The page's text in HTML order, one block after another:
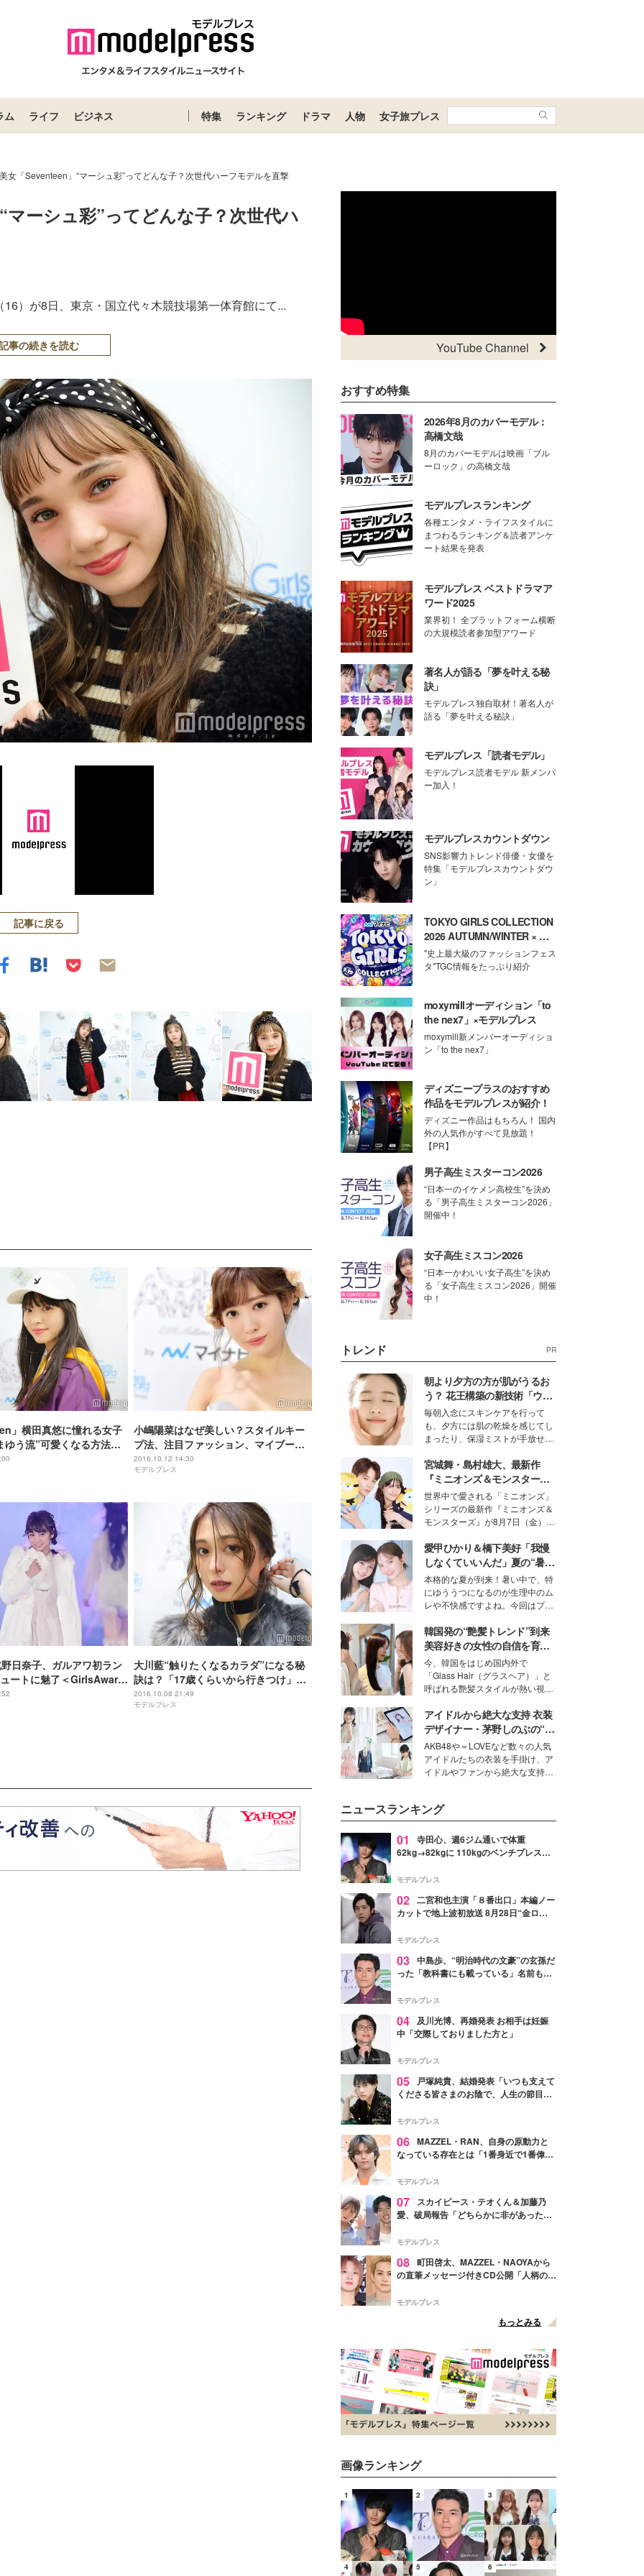
ム ライフ ビジネス 特集 ランキング ドラマ 人物 女子旅プレス
女「Seventeen」“マーシュ彩”ってどんな子？次世代ハーフモデルを直撃
ーシュ彩”ってどんな子？次世代ハ
）が8日、東京・国立代々木競技場第一体育館にて...
事の続きを読む
記事に戻る
」横田真悠に憧れる女子
ゆう流”可愛くなる方法っ
うやって、自分らしさを
小嶋陽菜はなぜ美しい？スタイルキー
プ法、注目ファッション、マイブー
ム…「急にハマった」「ポイントにし
たい」
2016.10.12 14:30
モデルプレス
日奈子、ガルアワ初ラン
ートに魅了＜GirlsAward
大川藍“触りたくなるカラダ”になる秘
訣は？「17歳くらいから行きつけ」
「色々成長したし、大人になった」
2016.10.08 21:49
モデルプレス
YouTube Channel
おすすめ特集
2026年8月のカバーモデル：
高橋文哉
8月のカバーモデルは映画「ブル
ーロック」の高橋文哉
モデルプレスランキング
各種エンタメ・ライフスタイルに
まつわるランキング＆読者アンケ
ート結果を発表
モデルプレス ベストドラマア
ワード2025
業界初！ 全プラットフォーム横断
の大規模読者参加型アワード
著名人が語る「夢を叶える秘
訣」
モデルプレス独自取材！著名人が
語る「夢を叶える秘訣」
モデルプレス「読者モデル」
モデルプレス読者モデル 新メンバ
ー加入！
モデルプレスカウントダウン
SNS影響力トレンド俳優・女優を
特集「モデルプレスカウントダウ
ン」
TOKYO GIRLS COLLECTION
2026 AUTUMN/WINTER × モ
デルプレス
"史上最大級のファッションフェス
タ"TGC情報をたっぷり紹介
moxymillオーディション「to
the nex7」×モデルプレス
moxymill新メンバーオーディショ
ン「to the nex7」
ディズニープラスのおすすめ
作品をモデルプレスが紹介！
ディズニー作品はもちろん！ 国内
外の人気作がすべて見放題！
【PR】
男子高生ミスターコン2026
“日本一のイケメン高校生”を決め
る「男子高生ミスターコン2026」
開催中！
女子高生ミスコン2026
“日本一かわいい女子高生”を決め
る「女子高生ミスコン2026」開催
中！
トレンド PR
朝より夕方の方が肌がうるお
う？ 花王構築の新技術「ウォ
ーターキャプチャリングスキ
ン（捕水肌）」がスキンケア
の常識を変える予感
毎朝入念にスキンケアを行って
も、夕方には肌の乾燥を感じてし
まったり、保湿ミストが手放せな
な美容の常識を大きく変える可能
性を秘めた、革新的な「Water
Capturing Skin（ウォーターキャ
プチャリングスキン：捕水肌）」
技術を、花王が構築した。
宮城舞・島村雄大、最新作
『ミニオンズ＆モンスター
ズ』の魅力熱弁 ハチャメチャ
だけじゃない“友情と絆”に感
動
世界中で愛される「ミニオンズ」
シリーズの最新作『ミニオンズ＆
モンスターズ』が8月7日（金）に
ニオン好き”という共通点を持つモ
デルの宮城舞と島村雄大の特別対
談をお届け！それぞれの視点か
ら、今作ならではの魅力や予想外
の感動をもたらす奥深いストーリ
ーについて熱く語り合ってもらっ
た。
愛甲ひかり＆橋下美好「我慢
しなくていいんだ」夏の“暑さ
対策”の新しい選択肢とは？
本格的な夏が到来！暑い中で、特
にゆううつになるのが生理中のム
レや不快感ですよね。今回はプラ
モデル・愛甲ひかりさんと橋下美
好さんを迎えて本音で女子会トー
ク。猛暑のお出かけを快適に過ご
すヒントや、2人が感動した夏の
生理の新常識にも迫りました。
韓国発の“艶髪トレンド”到来
美容好きの女性の自信を育む
「ヘアケア事情」って？
今、韓国をはじめ国内外で
「Glass Hair（グラスヘア）」と
呼ばれる艶髪スタイルが熱い視線
ションの完成度を高めるベースと
して、“髪そのものの美しさ”に改
めて注目する人が増えている様
子。今回は、そんな憧れの艶やか
な髪を日常で叶える、美容好きの
女性たちのヘアケア事情を紹介し
アイドルから絶大な支持 衣装
デザイナー・茅野しのぶの“可
愛い”を作る美学＜「シチズン
クロスシー」インタビュー＞
AKB48や＝LOVEなど数々の人気
アイドルたちの衣装を手掛け、ア
イドルやファンから絶大な支持を
ター・茅野しのぶ。一人ひとりの
個性に寄り添い、魅力を引き出す
衣装作りは、多くの女性たちに勇
気と自信を与え続けている。
ニュースランキング
01
寺田心、週6ジム通いで体重
62kg→82kgに 110kgのベンチプレス持
「かっこいい」と反響
モデルプレス
02 二宮和也主演「８番出口」本編ノー
カットで地上波初放送 8月28日“金ロ
モデルプレス
03 中島歩、“明治時代の文豪”の玄孫だ
った「教科書にも載っている」名前も先
モデルプレス
04 及川光博、再婚発表 お相手は妊娠
中「交際しておりました方と」
モデルプレス
05
戸塚純貴、結婚発表「いつも支えて
くださる皆さまのお陰で、人生の節目を
す」【全文】
モデルプレス
06 MAZZEL・RAN、自身の原動力と
なっている存在とは「1番身近で1番偉大
モデルプレス
07
スカイピース・テオくん＆加藤乃
愛、破局報告「どちらかに非があったわ
モデルプレス
08 町田啓太、MAZZEL・NAOYAから
の直筆メッセージ付きCD公開「人柄の良
モデルプレス
もっとみる
画像ランキング
1 2 3
4 5 6